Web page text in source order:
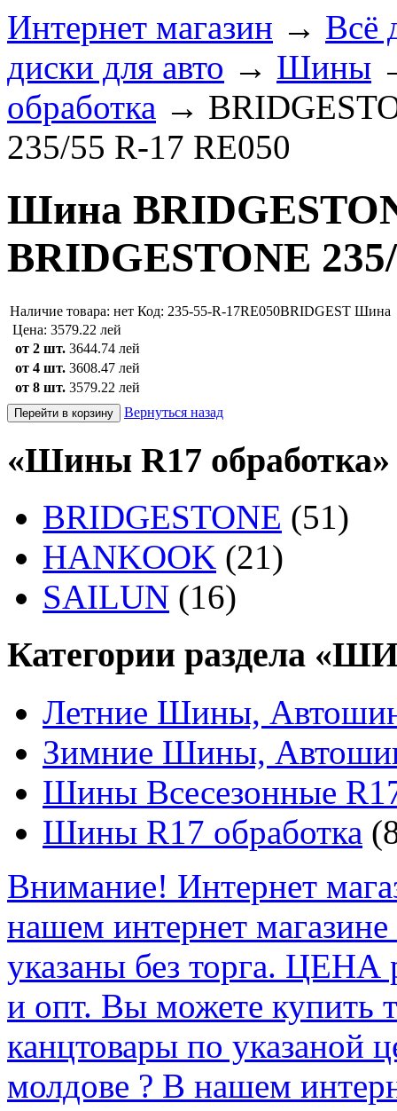
Интернет магазин → Всё
диски для авто → Шины
обработка →
235/55 R-17 RE050
Шина
BRIDGESTONE
Наличие товара: нет Код: 235-55-R-17RE050BRIDGEST Шина
Цена: 3579.22 лей
от 2 шт. 3644.74 лей
от 4 шт. 3608.47 лей
от 8 шт. 3579.22 лей
Вернуться назад
«Шины R17 обработка»
BRIDGESTONE (51)
HANKOOK (21)
SAILUN (16)
Категории раздела
Летние Шины,
Зимние Шины,
Шины Всесезонные
Шины R17 обработка
Внимание! Интернет
нашем интернет
указаны без торга.
и опт. Вы можете купить
канцтовары по указаной
молдове ? В нашем